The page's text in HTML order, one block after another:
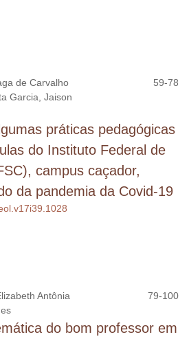
de Carvalho
Garcia, Jaison
59-78
práticas pedagógicas
do Instituto Federal de
campus caçador,
da pandemia da Covid-19
Antônia
79-100
do bom professor em